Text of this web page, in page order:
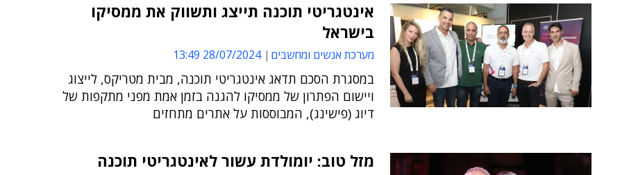
אינטגריטי תוכנה תייצג ותשווק את ממסיקו
בישראל
מערכת אנשים ומחשבים 28/07/2024 13:49
במסגרת הסכם תדאג אינטגריטי תוכנה, מבית מטריקס, לייצוג
ויישום הפתרון של ממסיקו להגנה בזמן אמת מפני מתקפות של
דיוג (פישינג), המבוססות על אתרים מתחזים
מזל טוב: יומולדת עשור לאינטגריטי תוכנה